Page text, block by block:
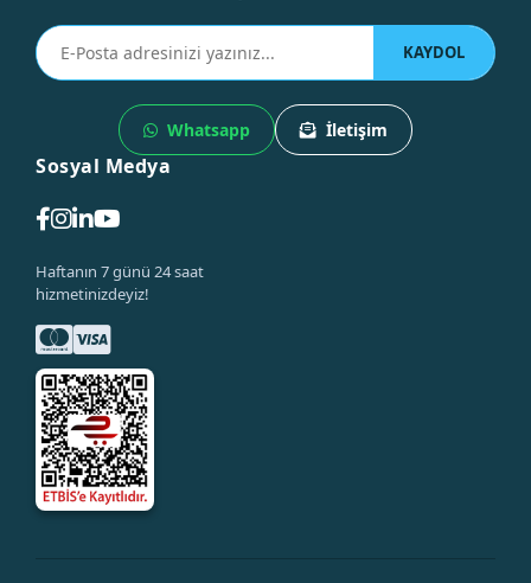
KAYDOL
Whatsapp İletişim
Sosyal Medya
Haftanın 7 günü 24 saat
hizmetinizdeyiz!